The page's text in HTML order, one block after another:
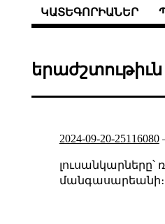
ԿԱՏԵԳՈՐԻԱՆԵՐ
երաժշտութիւն
2024-09-20-25116080
լուսանկարները՝
մանգասարեանի։